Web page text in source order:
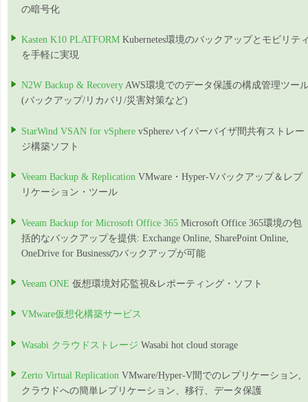
の暗号化
Kasten K10 PLATFORM Kubernetes環境のバックアップとモビリテ
を手軽に実現
N2W Backup & Recovery AWS環境でのデータ保護の構成管理ツー
(バックアップ/リカバリ/災害対策など)
StarWind VSAN for vSphere vSphereハイパーバイザ間共有ストレー
ジ構築ソフト
Veeam Backup & Replication VMware・Hyper-Vバックアップ＆レプ
リケーション・ツール
Veeam Backup for Microsoft Office 365 Microsoft Office 365環境の包
括的なバックアップを提供: Exchange Online, SharePoint Online,
OneDrive for Businessのバックアップが可能
Veeam ONE 仮想環境対応監視&レポーティング・ソフト
VMware仮想化構築サービス
Wasabi クラウドストレージ Wasabi hot cloud storage
Zerto Virtual Replication VMware/Hyper-V間でのレプリケーション,
クラウドへの簡単レプリケーション、移行、データ保護